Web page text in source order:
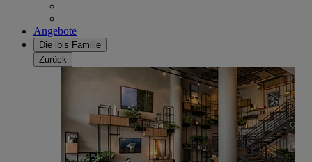
Angebote
Die ibis Familie
Zurück